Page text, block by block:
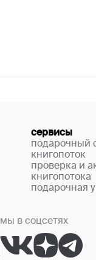
сервисы
подарочный
книгопоток
проверка и
книгопотока
подарочная
мы в соцсетях